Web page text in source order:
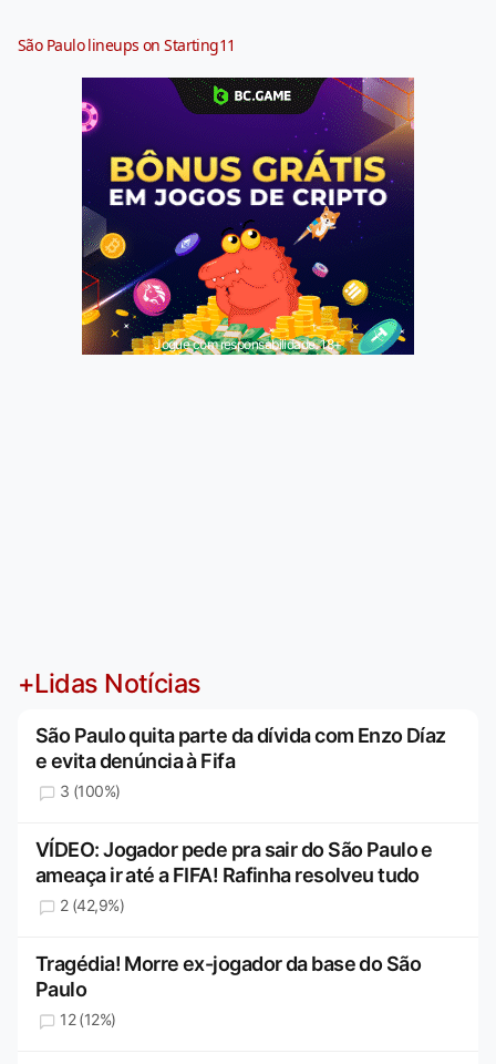
São Paulo lineups on Starting11
Jogue com responsabilidade. 18+
+Lidas Notícias
São Paulo quita parte da dívida com Enzo Díaz
e evita denúncia à Fifa
3 (100%)
VÍDEO: Jogador pede pra sair do São Paulo e
ameaça ir até a FIFA! Rafinha resolveu tudo
2 (42,9%)
Tragédia! Morre ex-jogador da base do São
Paulo
12 (12%)